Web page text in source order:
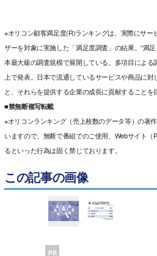
※オリコン顧客満足度(R)ランキングは、実際にサ
ザーを対象に実施した「満足度調査」の結果。“満
本最大級の調査規模で展開している。多項目による
上で発表。日本で流通しているサービスや商品に
と、それらを提供する企業の成長に貢献することを
■禁無断複写転載
※オリコンランキング（売上枚数のデータ等）の著
いますので、無断で番組でのご使用、Webサイト
るといった行為は固く禁じております。
この記事の画像
PR